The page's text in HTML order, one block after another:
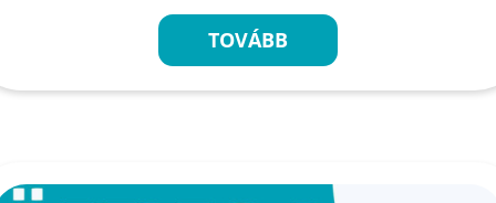
TOVÁBB